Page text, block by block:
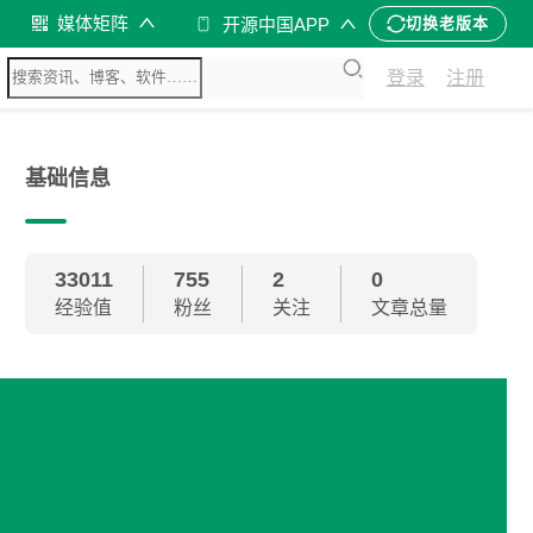
媒体矩阵 开源中国APP 切换老版本
登录 注册
基础信息
33011
经验值
755
粉丝
2
关注
0
文章总量